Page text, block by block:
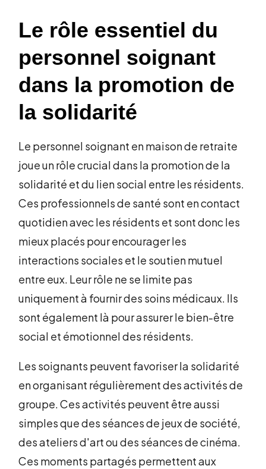
Le rôle essentiel du
personnel soignant
dans la promotion de
la solidarité
Le personnel soignant en maison de retraite
joue un rôle crucial dans la promotion de la
solidarité et du lien social entre les résidents.
Ces professionnels de santé sont en contact
quotidien avec les résidents et sont donc les
mieux placés pour encourager les
interactions sociales et le soutien mutuel
entre eux. Leur rôle ne se limite pas
uniquement à fournir des soins médicaux. Ils
sont également là pour assurer le bien-être
social et émotionnel des résidents.
Les soignants peuvent favoriser la solidarité
en organisant régulièrement des activités de
groupe. Ces activités peuvent être aussi
simples que des séances de jeux de société,
des ateliers d'art ou des séances de cinéma.
Ces moments partagés permettent aux